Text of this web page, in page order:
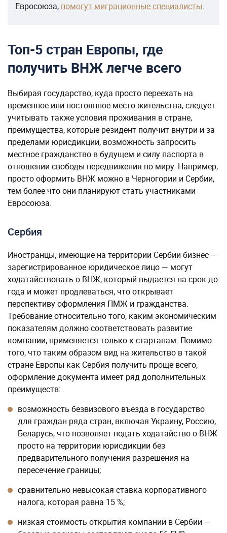
Евросоюза, помогут миграционные специалисты.
Топ-5 стран Европы, где
получить ВНЖ легче всего
Выбирая государство, куда просто переехать на
временное или постоянное место жительства, следует
учитывать также условия проживания в стране,
преимущества, которые резидент получит внутри и за
пределами юрисдикции, возможность запросить
местное гражданство в будущем и силу паспорта в
отношении свободы передвижения по миру. Например,
просто оформить ВНЖ можно в Черногории и Сербии,
тем более что они планируют стать участниками
Евросоюза.
Сербия
Иностранцы, имеющие на территории Сербии бизнес —
зарегистрированное юридическое лицо — могут
ходатайствовать о ВНЖ, который выдается на срок до
года и может продлеваться, что открывает
перспективу оформления ПМЖ и гражданства.
Требование относительно того, каким экономическим
показателям должно соответствовать развитие
компании, применяется только к стартапам. Помимо
того, что таким образом вид на жительство в такой
стране Европы как Сербия получить проще всего,
оформление документа имеет ряд дополнительных
преимуществ:
возможность безвизового въезда в государство
для граждан ряда стран, включая Украину, Россию,
Беларусь, что позволяет подать ходатайство о ВНЖ
просто на территории юрисдикции без
предварительного получения разрешения на
пересечение границы;
сравнительно невысокая ставка корпоративного
налога, которая равна 15 %;
низкая стоимость открытия компании в Сербии —